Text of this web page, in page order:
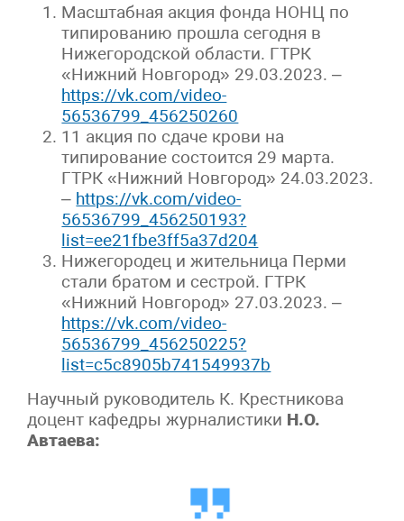
Масштабная акция фонда НОНЦ по
типированию прошла сегодня в
Нижегородской области. ГТРК
«Нижний Новгород» 29.03.2023. –
https://vk.com/video-
56536799_456250260
11 акция по сдаче крови на
типирование состоится 29 марта.
ГТРК «Нижний Новгород» 24.03.2023.
– https://vk.com/video-
56536799_456250193?
list=ee21fbe3ff5a37d204
Нижегородец и жительница Перми
стали братом и сестрой. ГТРК
«Нижний Новгород» 27.03.2023. –
https://vk.com/video-
56536799_456250225?
list=c5c8905b741549937b
Научный руководитель К. Крестникова
доцент кафедры журналистики Н.О.
Автаева: